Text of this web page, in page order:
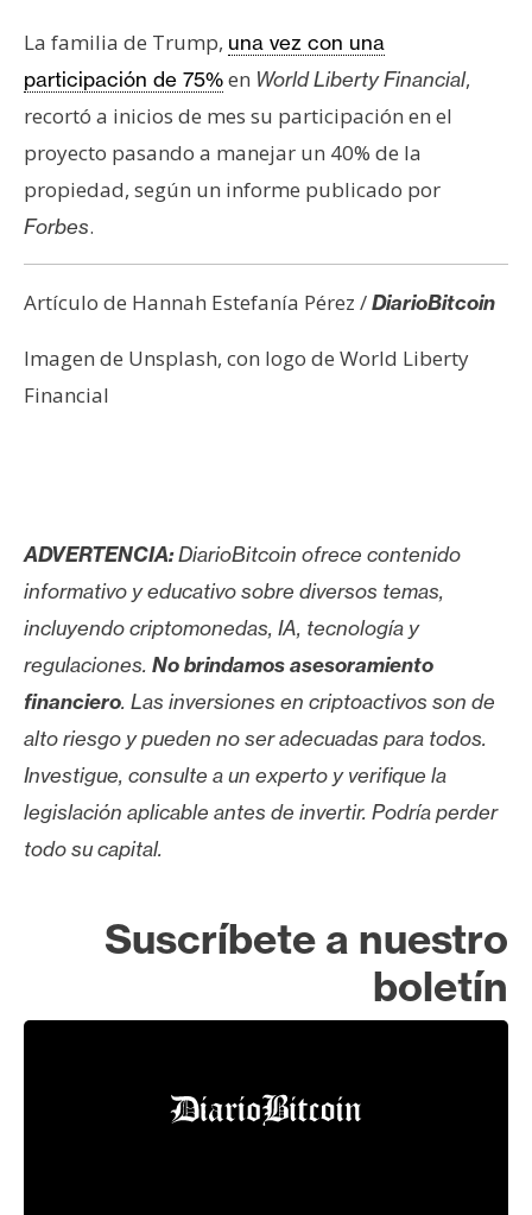
La familia de Trump, una vez con una
participación de 75%en World Liberty Financial,
recortó a inicios de mes su participación en el
proyecto pasando a manejar un 40% de la
propiedad, según un informe publicado por
Forbes.
Artículo de Hannah Estefanía Pérez /DiarioBitcoin
Imagen de Unsplash, con logo de World Liberty
Financial
ADVERTENCIA:DiarioBitcoin ofrece contenido
informativo y educativo sobre diversos temas,
incluyendo criptomonedas, IA, tecnología y
regulaciones. No brindamos asesoramiento
financiero. Las inversiones en criptoactivos son de
alto riesgo y pueden no ser adecuadas para todos.
Investigue, consulte a un experto y verifique la
legislación aplicable antes de invertir. Podría perder
todo su capital.
Suscríbete a nuestro
boletín